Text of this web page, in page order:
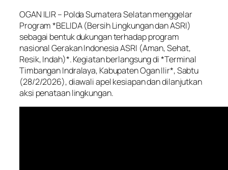
OGAN ILIR – Polda Sumatera Selatan menggelar
Program *BELIDA (Bersih Lingkungan dan ASRI)
sebagai bentuk dukungan terhadap program
nasional Gerakan Indonesia ASRI (Aman, Sehat,
Resik, Indah)*. Kegiatan berlangsung di *Terminal
Timbangan Indralaya, Kabupaten Ogan Ilir*, Sabtu
(28/2/2026), diawali apel kesiapan dan dilanjutkan
aksi penataan lingkungan.